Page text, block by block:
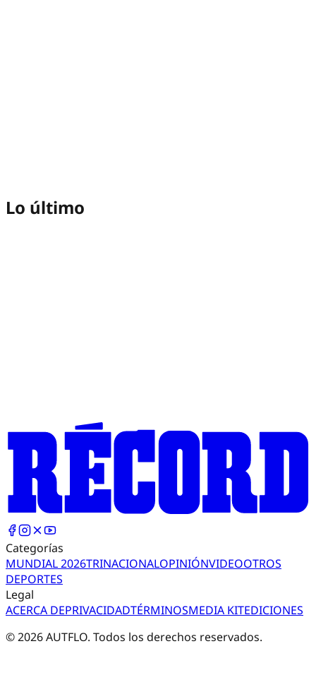
Lo último
Categorías
MUNDIAL 2026TRINACIONALOPINIÓNVIDEOOTROS
DEPORTES
Legal
ACERCA DEPRIVACIDADTÉRMINOSMEDIA KITEDICIONES
©2026AUTFLO. Todos los derechos reservados.